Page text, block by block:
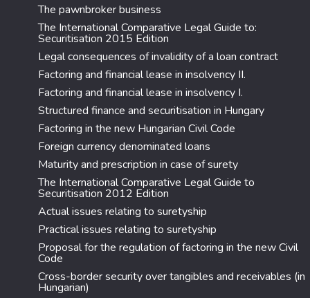
The pawnbroker business
The International Comparative Legal Guide to:
Securitisation 2015 Edition
Legal consequences of invalidity of a loan contract
Factoring and financial lease in insolvency II.
Factoring and financial lease in insolvency I.
Structured finance and securitisation in Hungary
Factoring in the new Hungarian Civil Code
Foreign currency denominated loans
Maturity and prescription in case of surety
The International Comparative Legal Guide to
Securitisation 2012 Edition
Actual issues relating to suretyship
Practical issues relating to suretyship
Proposal for the regulation of factoring in the new Civil
Code
Cross-border security over tangibles and receivables (in
Hungarian)